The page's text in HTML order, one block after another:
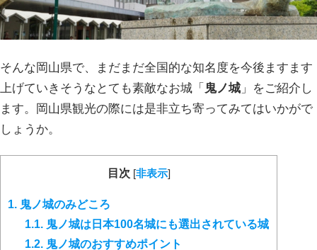
そんな岡山県で、まだまだ全国的な知名度を今後ますます
上げていきそうなとても素敵なお城「 鬼ノ城 」をご紹介し
ます。岡山県観光の際には是非立ち寄ってみてはいかがで
しょうか。
目次 [非表示]
1. 鬼ノ城のみどころ
1.1. 鬼ノ城は日本100名城にも選出されている城
1.2. 鬼ノ城のおすすめポイント